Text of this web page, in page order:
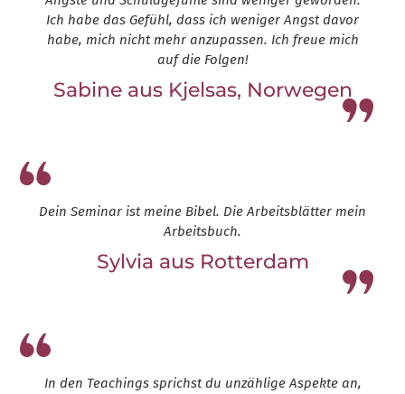
Ich habe das Gefühl, dass ich weniger Angst davor
habe, mich nicht mehr anzupassen. Ich freue mich
auf die Folgen!
Sabine aus Kjelsas, Norwegen
Dein Seminar ist meine Bibel. Die Arbeitsblätter mein
Arbeitsbuch.
Sylvia aus Rotterdam
In den Teachings sprichst du unzählige Aspekte an,